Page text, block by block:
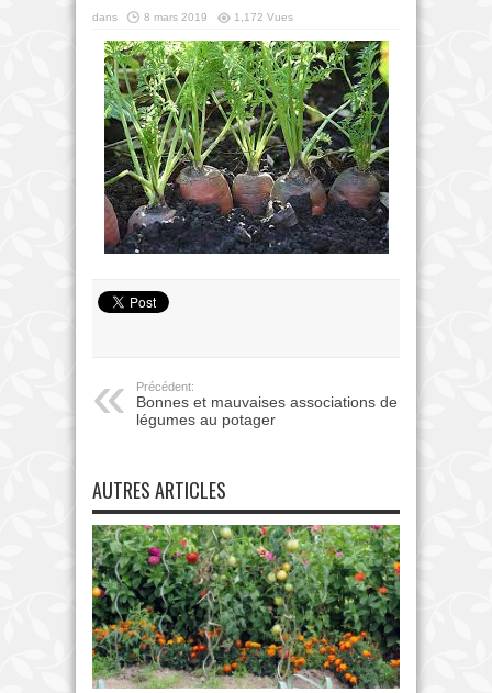
dans 8 mars 2019 1,172 Vues
Précédent:
Bonnes et mauvaises associations de
légumes au potager
AUTRES ARTICLES